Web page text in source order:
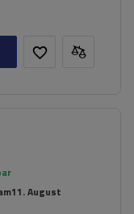
11. August